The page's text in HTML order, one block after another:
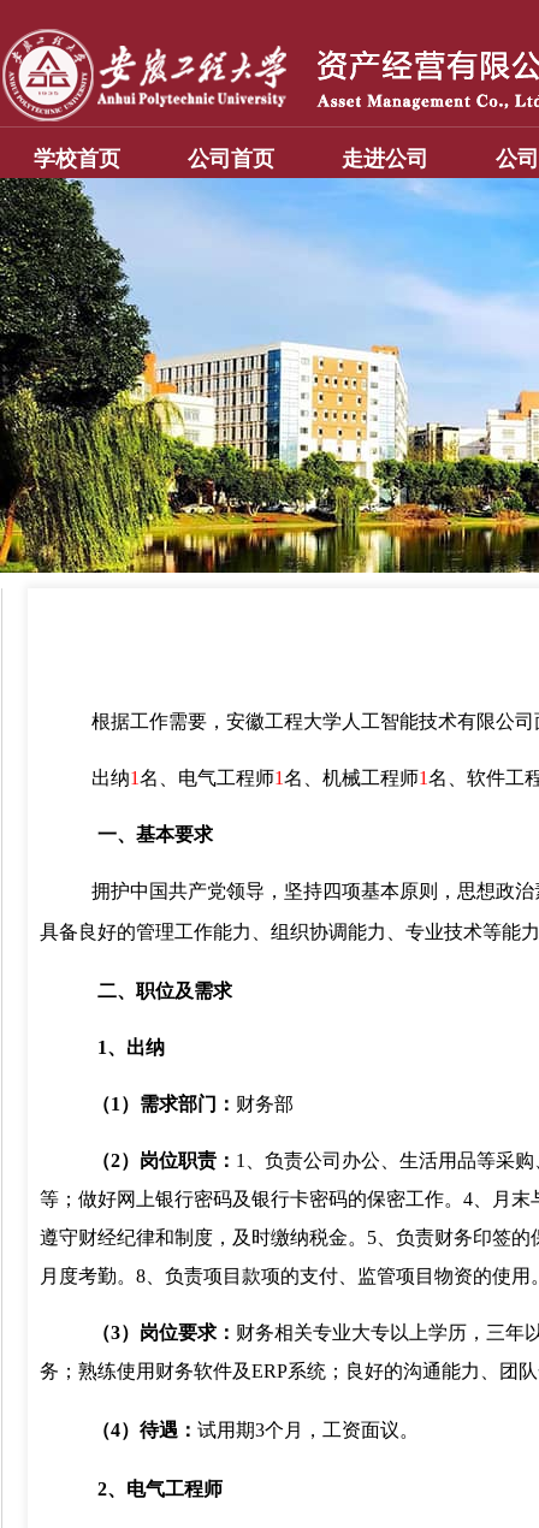
学校首页 公司首页 走进公司 公
根据工作需要，安徽工程大学人工智能技术有限公
出纳1名、电气工程师1名、机械工程师1名、软件工
一、基本要求
拥护中国共产党领导，坚持四项基本原则，思想政
具备良好的管理工作能力、组织协调能力、专业技术等能
二、职位及需求
1、出纳
（1 ）需求部门： 财务部
（2）岗位职责： 1
、负责公司办公、生活用品等采
等；做好网上银行密码及银行卡密码的保密工作。 4 、月
遵守财经纪律和制度，及时缴纳税金。 5 、负责财务印签
月度考勤。 8 、负责项目款项的支付、监管项目物资的使用
（3）岗位要求： 财务相关专业大专以上学历，三年
务；熟练使用财务软件及ERP系统；良好的沟通能力、团
（4）待遇： 试用期3个月，工资面议。
2、电气工程师